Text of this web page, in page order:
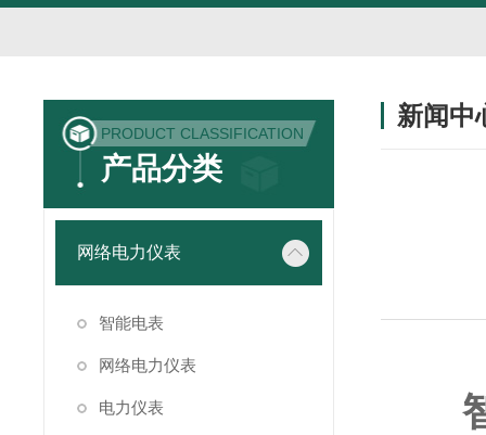
PRODUCT CLASSIFICATION
产品分类
网络电力仪表
智能电表
网络电力仪表
电力仪表
新闻中